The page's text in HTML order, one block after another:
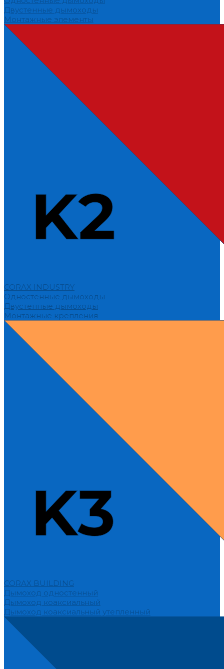
Двустенные дымоходы
Монтажные элементы
CORAX INDUSTRY
Одностенные дымоходы
Двустенные дымоходы
Монтажные крепления
CORAX BUILDING
Дымоход одностенный
Дымоход коаксиальный
Дымоход коаксиальный утепленный